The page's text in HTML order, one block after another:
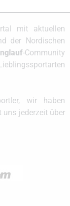
mit aktuellen
der Nordischen
-Community
wir haben
jederzeit über